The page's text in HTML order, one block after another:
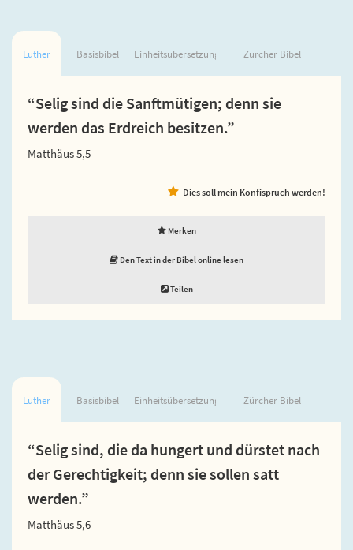
Luther Basisbibel Einheitsübersetzung Zürcher Bibel
“Selig sind die Sanftmütigen; denn sie
werden das Erdreich besitzen.”
Matthäus 5,5
Dies soll mein Konfispruch werden!
Merken
Den Text in der Bibel online lesen
Teilen
Luther Basisbibel Einheitsübersetzung Zürcher Bibel
“Selig sind, die da hungert und dürstet nach
der Gerechtigkeit; denn sie sollen satt
werden.”
Matthäus 5,6